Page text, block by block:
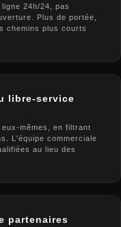
24h/24, pas
Plus de portée,
chemins plus courts
libre-service
mêmes, en filtrant
L'équipe commerciale
au lieu des
partenaires